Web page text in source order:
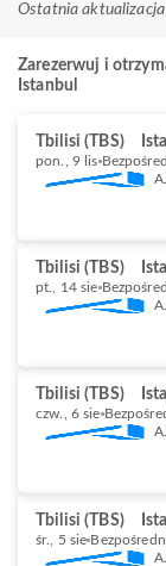
Ostatnia
Zarezerwuj i
Istanbul
Tbilisi (TBS)
pon., 9 lis
Tbilisi (TBS)
pt., 14 sie
Tbilisi (TBS)
czw., 6 sie
Tbilisi (TBS)
śr., 5 sie